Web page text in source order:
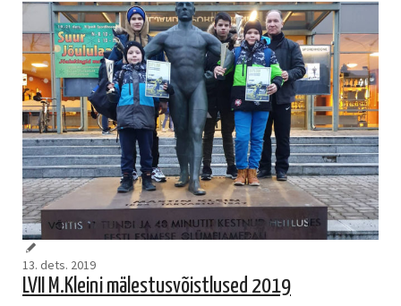
13. dets. 2019
LVII M.Kleini mälestusvõistlused 2019